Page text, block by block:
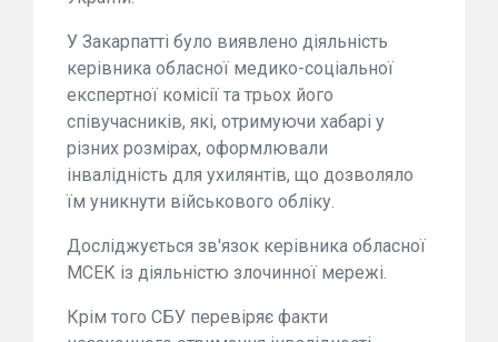
У Закарпатті було виявлено діяльність
керівника обласної медико-соціальної
експертної комісії та трьох його
співучасників, які, отримуючи хабарі у
різних розмірах, оформлювали
інвалідність для ухилянтів, що дозволяло
їм уникнути військового обліку.
Досліджується зв'язок керівника обласної
МСЕК із діяльністю злочинної мережі.
Крім того СБУ перевіряє факти